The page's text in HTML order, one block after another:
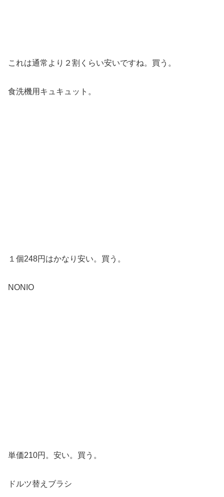
これは通常より２割くらい安いですね。買う。
食洗機用キュキュット。
１個248円はかなり安い。買う。
NONIO
単価210円。安い。買う。
ドルツ替えブラシ